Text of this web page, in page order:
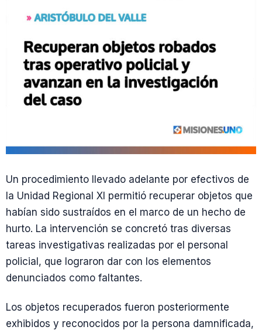
Un procedimiento llevado adelante por efectivos de
la Unidad Regional XI permitió recuperar objetos que
habían sido sustraídos en el marco de un hecho de
hurto. La intervención se concretó tras diversas
tareas investigativas realizadas por el personal
policial, que lograron dar con los elementos
denunciados como faltantes.
Los objetos recuperados fueron posteriormente
exhibidos y reconocidos por la persona damnificada,